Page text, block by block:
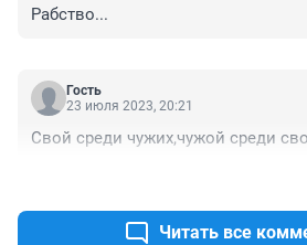
Рабство...
Гость
23 июля 2023, 20:21
Свой среди чужих,чужой среди
Читать все